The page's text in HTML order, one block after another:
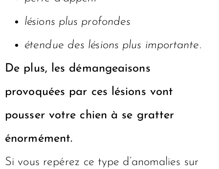
lésions plus profondes
étendue des lésions plus importante.
De plus, les démangeaisons
provoquées par ces lésions vont
pousser votre chien à se gratter
énormément.
Si vous repérez ce type d’anomalies sur